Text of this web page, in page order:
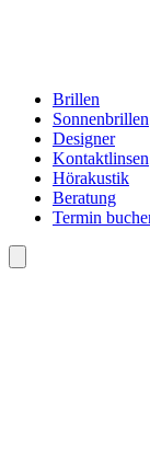
Brillen
Sonnenbrillen
Designer
Kontaktlinsen
Hörakustik
Beratung
Termin